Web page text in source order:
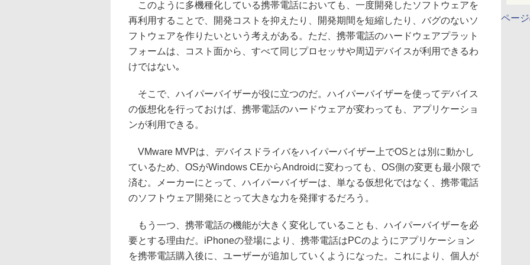
このように多機種化している携帯電話においても、一度開発したソフトウェアを
再利用することで、開発コストを抑えたり、開発期間を短縮したり、バグのないソ
フトウェアを作りたいという考えがある。ただ、携帯電話のハードウェアプラット
フォームは、コスト面から、すべて同じプロセッサや周辺デバイスが利用できるわ
けではない｡
そこで、ハイパーバイザーが役に立つのだ。ハイパーバイザーを使ってデバイス
の仮想化を行っておけば、携帯電話のハードウェアが変わっても、アプリケーショ
ンが利用できる。
VMware MVPは、デバイスドライバをハイパーバイザー上でOSとは別に動かし
ているため、OSがWindows CEからAndroidに変わっても、OS側の変更も最小限で
済む。メーカーにとって、ハイパーバイザーは、単なる仮想化ではなく、携帯電話
のソフトウェア開発にとって大きな力を発揮するだろう。
もう一つ、携帯電話の機能が大きく変化していることも、ハイパーバイザーを必
要とする理由だ。iPhoneの登場により、携帯電話はPCのようにアプリケーション
を携帯電話購入後に、ユーザーが追加していくようになった。これにより、個人が
ペー